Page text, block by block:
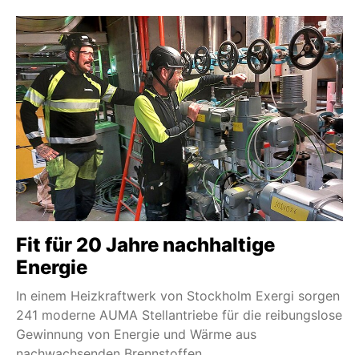
Fit für 20 Jahre nachhaltige
Energie
In einem Heizkraftwerk von Stockholm Exergi sorgen
241 moderne AUMA Stellantriebe für die reibungslose
Gewinnung von Energie und Wärme aus